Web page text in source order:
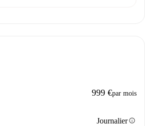
999 €par mois
Journalierinfo